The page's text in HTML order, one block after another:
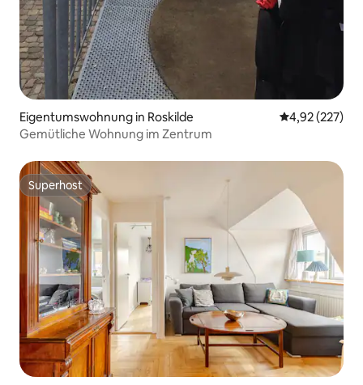
Eigentumswohnung in Roskilde
4,92 (227)
Gemütliche Wohnung im Zentrum
Superhost
Superhost